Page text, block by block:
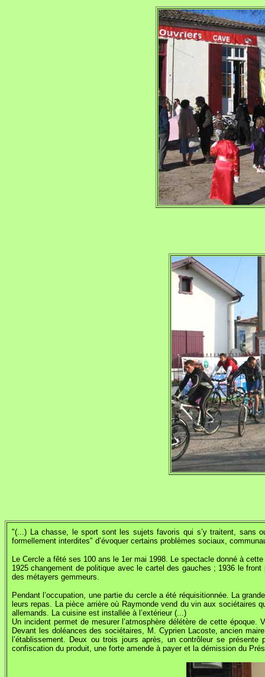
"(...) La chasse, le sport sont les sujets favoris qui s’y traitent, sans
formellement interdites" d’évoquer certains problèmes sociaux,
Le Cercle a fêté ses 100 ans le 1er mai 1998. Le spectacle donné à
1925 changement de politique avec le cartel des gauches ; 1936 le
des métayers gemmeurs.
Pendant l’occupation, une partie du cercle a été réquisitionnée. La
leurs repas. La pièce arrière où Raymonde vend du vin aux sociétaires
allemands. La cuisine est installée à l’extérieur (...)
Un incident permet de mesurer l’atmosphère délétère de cette
Devant les doléances des sociétaires, M. Cyprien Lacoste, ancien
l’établissement. Deux ou trois jours après, un contrôleur se
confiscation du produit, une forte amende à payer et la démission du